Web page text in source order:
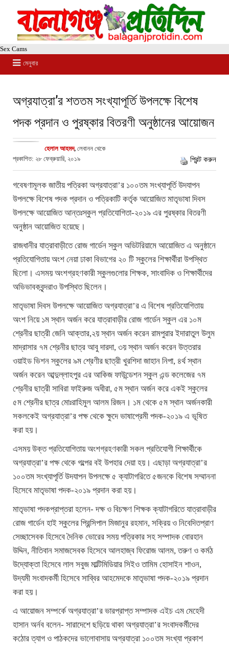
Sex Cams
মেনুবার
অগ্রযাত্রা’র শততম সংখ্যাপূর্তি উপলক্ষে বিশেষ
পদক প্রদান ও পুরষ্কার বিতরণী অনুষ্ঠানের আয়োজন
হেলাল আহমদ, লেবানন থেকে
প্রকাশিত: ২৮ ফেব্রুয়ারি, ২০১৯
প্রিন্ট করুন
গবেষণামূলক জাতীয় পত্রিকা অগ্রযাত্রা’র ১০০তম সংখ্যাপূর্তি উদযাপন
উপলক্ষে বিশেষ পদক প্রদান ও পত্রিকাটি কর্তৃক আয়োজিত মাতৃভাষা দিবস
উপলক্ষে আয়োজিত আন্তঃস্কুল প্রতিযোগিতা-২০১৯ এর পুরষ্কার বিতরণী
অনুষ্ঠান আয়োজিত হয়েছে।
রাজধানীর যাত্রাবাড়ীতে রোজ গার্ডেন স্কুল অডিটরিয়ামে আয়োজিত এ অনুষ্ঠানে
প্রতিযোগিতায় অংশ নেয়া ঢাকা বিভাগের ২০ টি স্কুলের শিক্ষার্থীরা উপস্থিত
ছিলো। এসময় অংশগ্রহণকারী স্কুলগুলোর শিক্ষক, সাংবাদিক ও শিক্ষার্থীদের
অভিভাবকবৃন্দরাও উপস্থিত ছিলেন।
মাতৃভাষা দিবস উপলক্ষে আয়োজিত অগ্রযাত্রা’র এ বিশেষ প্রতিযোগিতায়
অংশ নিয়ে ১ম স্থান অর্জন করে যাত্রাবাড়ীর রোজ গার্ডেন স্কুল এর ১০ম
শ্রেনীর ছাত্রী জেনি আক্তার,২য় স্থান অর্জন করেন রামপুরার ইদারাতুল উলুম
মাদ্রাসার ৭ম শ্রেনীর ছাত্র আবু দারদা, ৩য় স্থান অর্জন করেন উত্তরার
ওয়াইড ভিশন স্কুলের ৯ম শ্রেণীর ছাত্রী খুরশিদা জাহান নিপা, ৪র্থ স্থান
অর্জন করেন আব্দুল্লাহপুর এর আকিজ ফাউন্ডেশন স্কুল এন্ড কলেজের ৭ম
শ্রেনীর ছাত্রী সাবিরা ফাইরুজ অধীরা, ৫ম স্থান অর্জন করে একই স্কুলের
৫ম শ্রেনীর ছাত্র মোঃরাহিমুল আলম রিজন। ১ম থেকে ৫ম স্থান অর্জনকারী
সকলকেই অগ্রযাত্রা’র পক্ষ থেকে ক্ষুদে ভাষাপ্রেমী পদক-২০১৯ এ ভূষিত
করা হয়।
এসময় উক্ত প্রতিযোগিতায় অংশগ্রহণকারী সকল প্রতিযোগী শিক্ষার্থীকে
অগ্রযাত্রা’র পক্ষ থেকে গল্পের বই উপহার দেয়া হয়। এছাড়া অগ্রযাত্রা’র
১০০তম সংখ্যাপূর্তি উদযাপন উপলক্ষে ৫ ক্যাটাগরিতে ৫জনকে বিশেষ সম্মাননা
হিসেবে মাতৃভাষা পদক-২০১৯ প্রদান করা হয়।
মাতৃভাষা পদকপ্রাপ্তরা হলেন- দক্ষ ও বিচক্ষণ শিক্ষক ক্যাটাগরিতে যাত্রাবাড়ীর
রোজ গার্ডেন হাই স্কুলের প্রিন্সিপাল মিজানুর রহমান, সক্রিয় ও নিবেদিতপ্রাণ
সেচ্ছাসেবক হিসেবে দৈনিক ভোরের সময় পত্রিকার সহ সম্পাদক বোরহান
উদ্দিন, নীতিবান সমাজসেবক হিসেবে আলহাজ্ব ফিরোজ আলম, তরুণ ও কর্মঠ
উদ্যোক্তা হিসেবে লাল সবুজ মাল্টিমিডিয়ার সিইও তামিম হোসাইন শাওন,
উদ্যমী সংবাদকর্মী হিসেবে সাব্বির আহমেদকে মাতৃভাষা পদক-২০১৯ প্রদান
করা হয়।
এ আয়োজন সম্পর্কে অগ্রযাত্রা’র ভারপ্রাপ্ত সম্পাদক এইচ এম মেহেদী
হাসান অর্নব বলেন- সারাদেশে ছড়িয়ে থাকা অগ্রযাত্রা’র সংবাদকর্মীদের
কঠোর ত্যাগ ও পাঠকদের ভালোবাসায় অগ্রযাত্রা ১০০তম সংখ্যা প্রকাশ